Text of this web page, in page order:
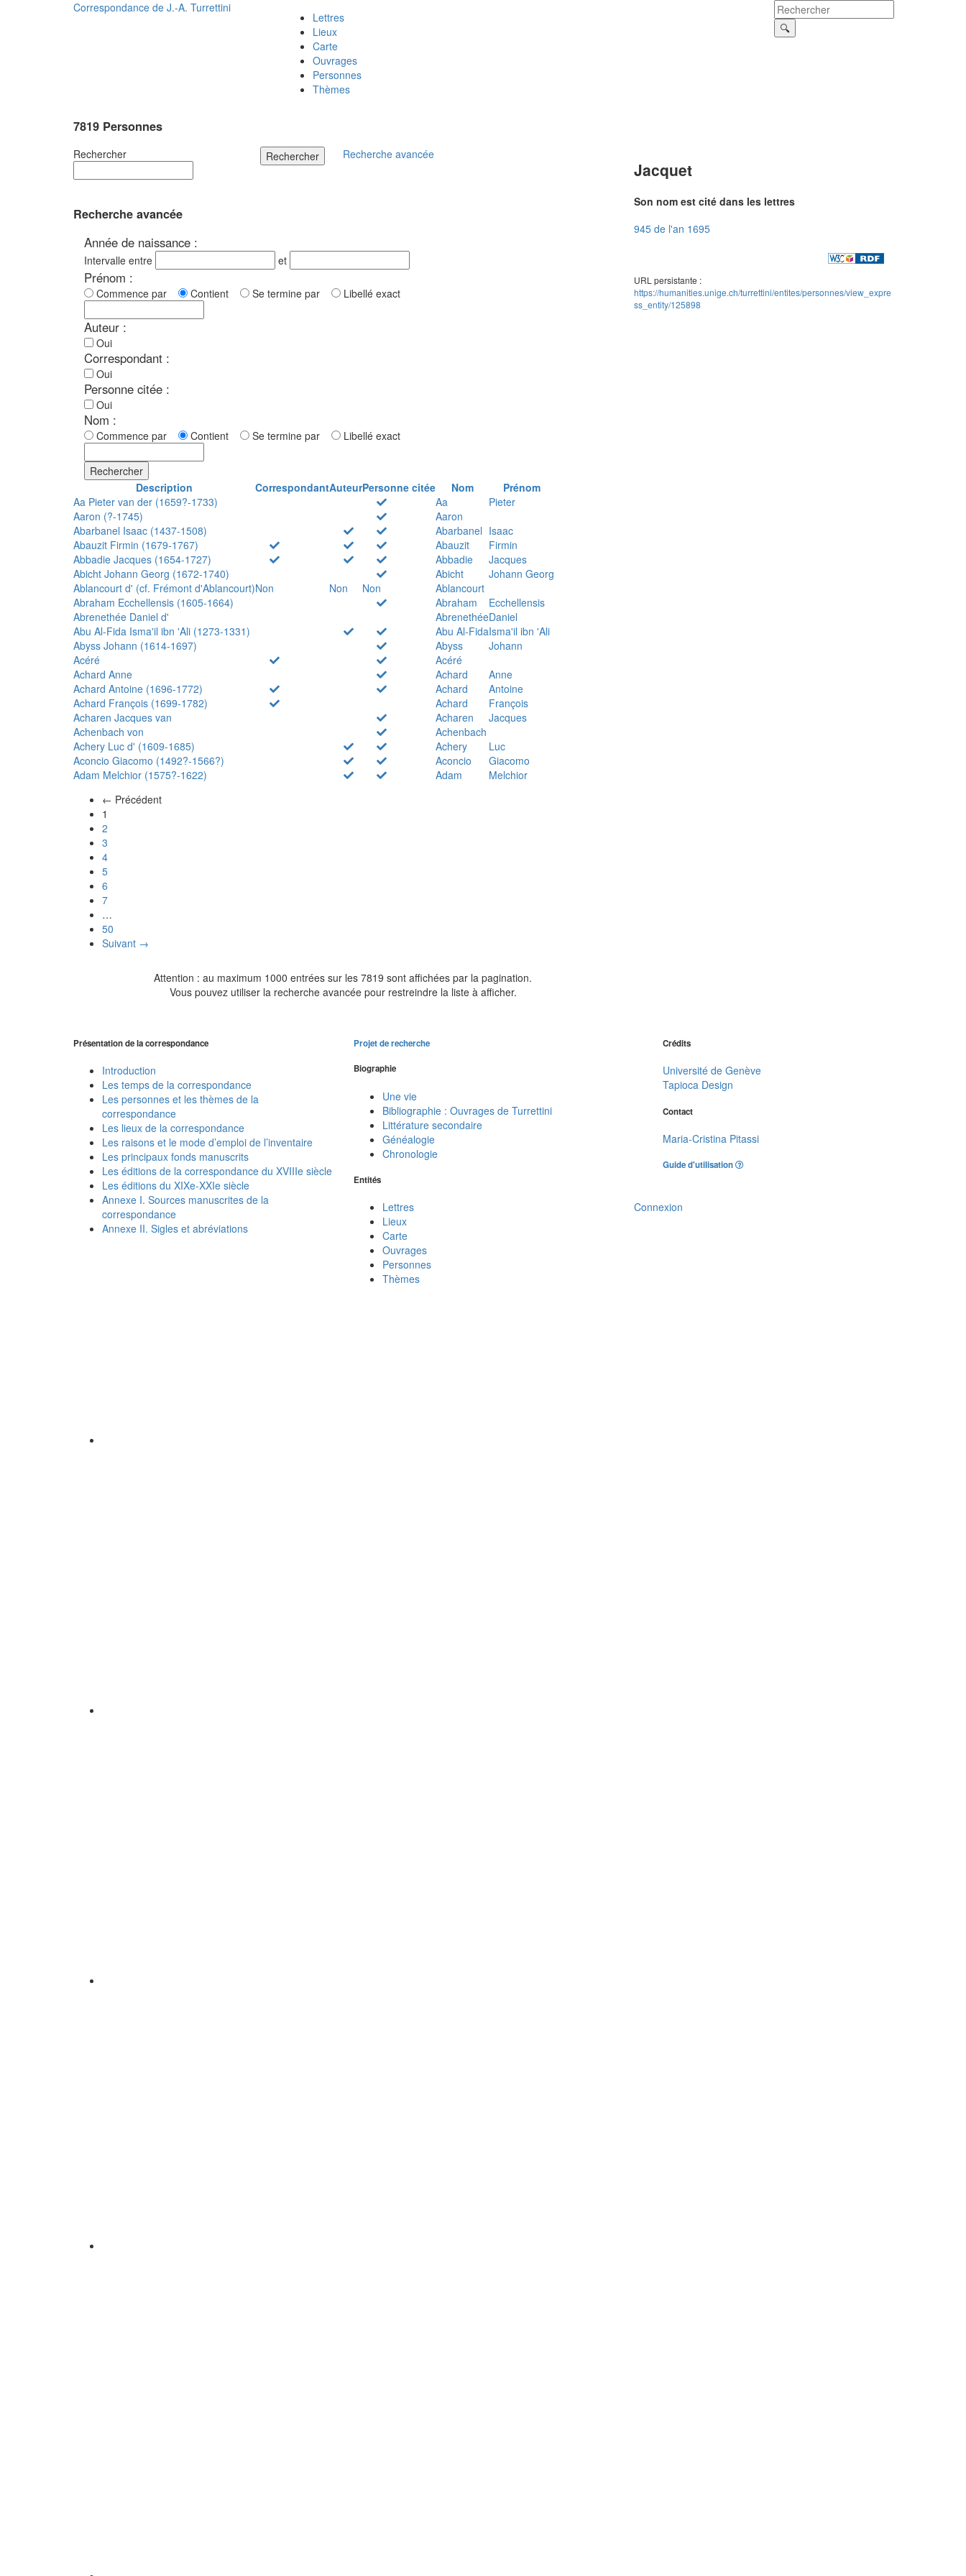
Correspondance de J.-A. Turrettini
Lettres
Lieux
Carte
Ouvrages
Personnes
Thèmes
7819 Personnes
Rechercher Rechercher Recherche avancée
Recherche avancée
Année de naissance :
Intervalle entre et
Prénom :
Commence par Contient Se termine par Libellé exact
Auteur :
Oui
Correspondant :
Oui
Personne citée :
Oui
Nom :
Commence par Contient Se termine par Libellé exact
Rechercher
Description
CorrespondantAuteurPersonne citée Nom
Prénom
Aa Pieter van der (1659?-1733)
Aa
Pieter
Aaron (?-1745)
Aaron
Abarbanel Isaac (1437-1508)
Abarbanel Isaac
Abauzit Firmin (1679-1767)
Abauzit
Firmin
Abbadie Jacques (1654-1727)
Abbadie
Jacques
Abicht Johann Georg (1672-1740)
Abicht
Johann Georg
Ablancourt d' (cf. Frémont d'Ablancourt)Non Non Non
Ablancourt
Abraham Ecchellensis (1605-1664)
Abraham
Ecchellensis
Abrenethée Daniel d'
AbrenethéeDaniel
Abu Al-Fida Isma'il ibn 'Ali (1273-1331)
Abu Al-FidaIsma'il ibn 'Ali
Abyss Johann (1614-1697)
Abyss
Johann
Acéré
Acéré
Achard Anne
Achard
Anne
Achard Antoine (1696-1772)
Achard
Antoine
Achard François (1699-1782)
Achard
François
Acharen Jacques van
Acharen
Jacques
Achenbach von
Achenbach
Achery Luc d' (1609-1685)
Achery
Luc
Aconcio Giacomo (1492?-1566?)
Aconcio
Giacomo
Adam Melchior (1575?-1622)
Adam
Melchior
← Précédent
1
2
3
4
5
6
7
…
50
Suivant →
Attention : au maximum 1000 entrées sur les 7819 sont affichées par la pagination.
Vous pouvez utiliser la recherche avancée pour restreindre la liste à afficher.
Jacquet
Son nom est cité dans les lettres
945 de l'an 1695
URL persistante :
https://humanities.unige.ch/turrettini/entites/personnes/view_expre
ss_entity/125898
Présentation de la correspondance
Introduction
Les temps de la correspondance
Les personnes et les thèmes de la
correspondance
Les lieux de la correspondance
Les raisons et le mode d’emploi de l’inventaire
Les principaux fonds manuscrits
Les éditions de la correspondance du XVIIIe siècle
Les éditions du XIXe-XXIe siècle
Annexe I. Sources manuscrites de la
correspondance
Annexe II. Sigles et abréviations
Projet de recherche
Biographie
Une vie
Bibliographie : Ouvrages de Turrettini
Littérature secondaire
Généalogie
Chronologie
Entités
Lettres
Lieux
Carte
Ouvrages
Personnes
Thèmes
Crédits
Université de Genève
Tapioca Design
Contact
Maria-Cristina Pitassi
Guide d'utilisation
Connexion